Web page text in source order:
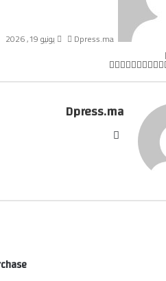
Dpress.ma يونيو 19, 2026
فيسبوك
تويتر
لينكدإن
بينتيريست
Odnoklassniki
بوكيت
عبر
Dpress.ma